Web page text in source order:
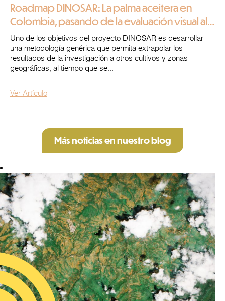
Roadmap DINOSAR: La palma aceitera en
Colombia, pasando de la evaluación visual al
seguimiento objetivo de los cultivos
Uno de los objetivos del proyecto DINOSAR es desarrollar
una metodología genérica que permita extrapolar los
resultados de la investigación a otros cultivos y zonas
geográficas, al tiempo que se...
Ver Artículo
Más noticias en nuestro blog